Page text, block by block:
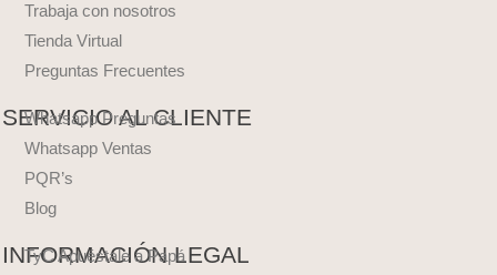
Trabaja con nosotros
Tienda Virtual
Preguntas Frecuentes
SERVICIO AL CLIENTE
Whatsapp Preguntas
Whatsapp Ventas
PQR’s
Blog
INFORMACIÓN LEGAL
TyC Apuéstale a Papá